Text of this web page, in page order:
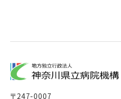
〒247-0007